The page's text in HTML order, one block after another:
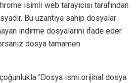
isimli web tarayıcısı tarafından
Bu uzantıya sahip dosyalar
indirme dosyalarını ifade eder.
dosya tamamen
“Dosya ismi.orijinal dosya